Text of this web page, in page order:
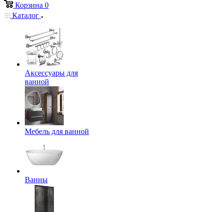
Корзина 0
Каталог
Аксессуары для
ванной
Мебель для ванной
Ванны